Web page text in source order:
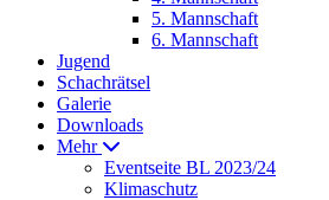
5. Mannschaft
6. Mannschaft
Jugend
Schachrätsel
Galerie
Downloads
Mehr
Eventseite BL 2023/24
Klimaschutz